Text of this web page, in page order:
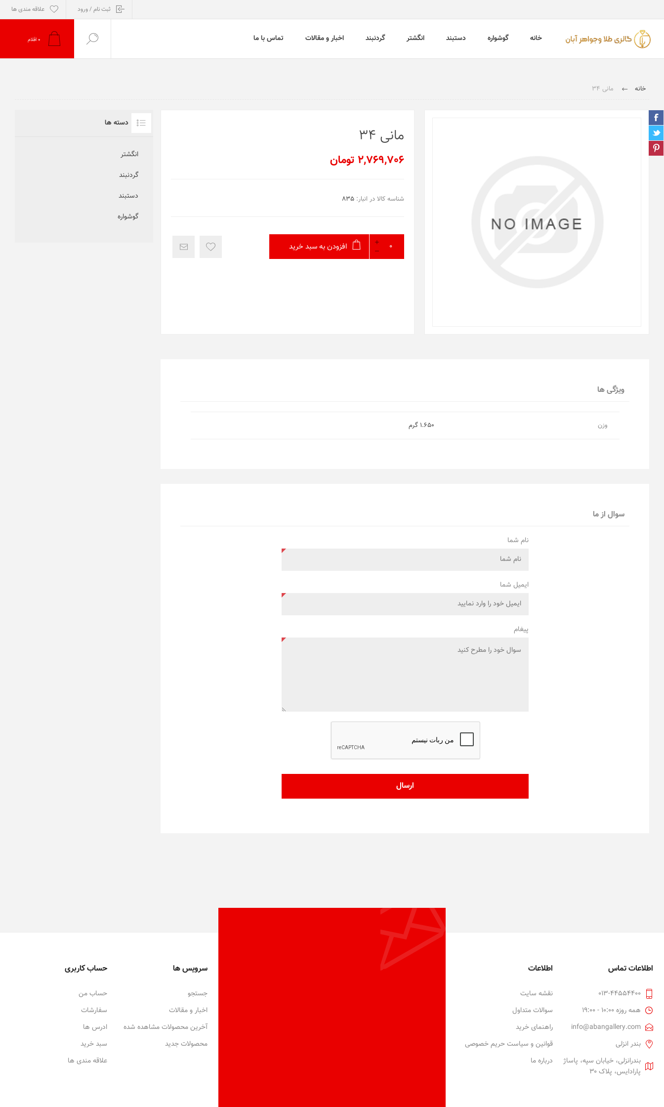
ثبت نام / ورود علاقه مندی ها
خانه گوشواره دستبند انگشتر گردنبند اخبار و مقالات تماس با ما 0 اقلام
خانه مانی 34
مانی 34
2,769,706 تومان
شناسه کالا در انبار: 835
افزودن به سبد خرید
ویژگی ها
وزن 1.650 گرم
سوال از ما
نام شما
ایمیل شما
پیغام
دسته ها
انگشتر
گردنبند
دستبند
گوشواره
اطلاعات تماس
013-44554400
همه روزه 10:00 - 19:00
info@abangallery.com
بندر انزلی
بندرانزلی، خیابان سپه، پاساژ
پارادایس، پلاک ۳۰
اطلاعات
نقشه سایت
سوالات متداول
راهنمای خرید
قوانین و سیاست حریم خصوصی
درباره ما
سرویس ها
جستجو
اخبار و مقالات
آخرین محصولات مشاهده شده
محصولات جدید
حساب کاربری
حساب من
سفارشات
ادرس ها
سبد خرید
علاقه مندی ها